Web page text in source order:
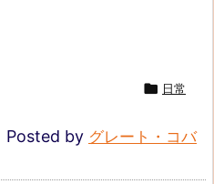
 日常
Posted by グレート・コバ